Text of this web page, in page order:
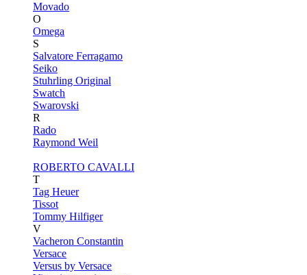
Movado
O
Omega
S
Salvatore Ferragamo
Seiko
Stuhrling Original
Swatch
Swarovski
R
Rado
Raymond Weil
ROBERTO CAVALLI
T
Tag Heuer
Tissot
Tommy Hilfiger
V
Vacheron Constantin
Versace
Versus by Versace